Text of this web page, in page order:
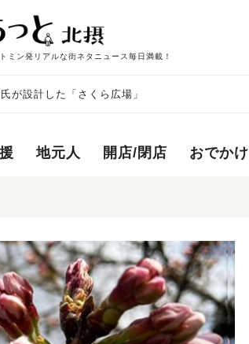
ミン発リアルな街ネタニュース毎日満載！
が設計した「さくら広場」
地元人 開店/閉店 おでかけ